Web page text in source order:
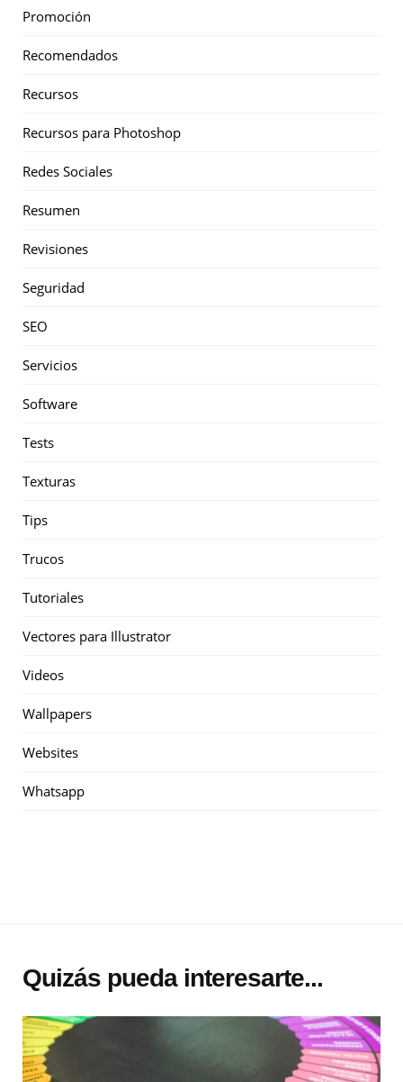
Promoción
Recomendados
Recursos
Recursos para Photoshop
Redes Sociales
Resumen
Revisiones
Seguridad
SEO
Servicios
Software
Tests
Texturas
Tips
Trucos
Tutoriales
Vectores para Illustrator
Videos
Wallpapers
Websites
Whatsapp
Quizás pueda interesarte...